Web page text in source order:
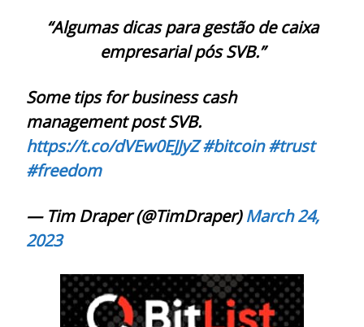
“Algumas dicas para gestão de caixa
empresarial pós SVB.”
Some tips for business cash
management post SVB.
https://t.co/dVEw0EJJyZ #bitcoin #trust
#freedom
— Tim Draper (@TimDraper)March 24,
2023